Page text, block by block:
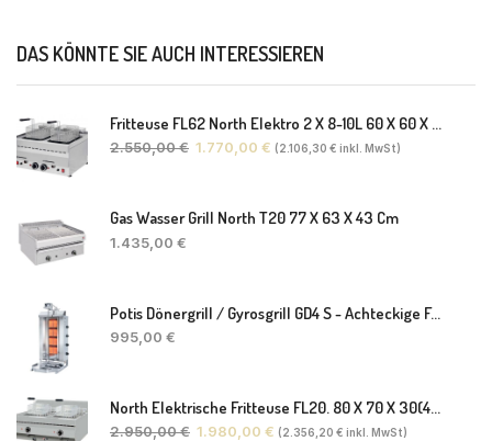
DAS KÖNNTE SIE AUCH INTERESSIEREN
Fritteuse FL62 North Elektro 2 X 8-10L 60 X 60 X 30(38) Cm
2.550,00€ 1.770,00 € (2.106,30 € inkl. MwSt)
Gas Wasser Grill North T20 77 X 63 X 43 Cm
1.435,00 €
Potis Dönergrill / Gyrosgrill GD4 S - Achteckige Fettwanne-Ohne Schaufel
995,00 €
North Elektrische Fritteuse FL20. 80 X 70 X 30(46) Cm
2.950,00€ 1.980,00 € (2.356,20 € inkl. MwSt)